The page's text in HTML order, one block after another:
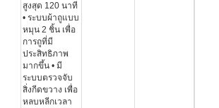
สูงสุด 120 นาที
• ระบบผ้าถูแบบ
หมุน 2 ชิ้น เพื่อ
การถูที่มี
ประสิทธิภาพ
มากขึ้น • มี
ระบบตรวจจับ
สิ่งกีดขวาง เพื่อ
หลบหลีกเวลา